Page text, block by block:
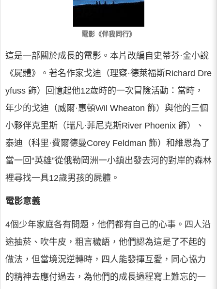
電影《伴我同行》
這是一部關於成長的電影。本片改編自史蒂芬·金小說
《屍體》。著名作家戈迪（理察·德萊福斯Richard Dre
yfuss 飾）回憶起他12歲時的一次冒險活動：當時，
年少的戈迪（威爾·惠頓Wil Wheaton 飾）與他的三個
小夥伴克里斯（瑞凡·菲尼克斯River Phoenix 飾）、
泰迪（科里·費爾德曼Corey Feldman 飾）和維恩為了
當一回“英雄”從俄勒岡洲一小鎮出發去河的對岸的森林
裡尋找一具12歲男孩的屍體。
電影意義
4個少年家庭各有問題，他們都有自己的心事。四人沿
途抽菸、吹牛皮，粗言穢語，他們認為這是了不起的
做法，但當境況逆轉時，四人能發揮互愛，同心協力
的精神去應付過去，為他們的成長過程寫上難忘的一